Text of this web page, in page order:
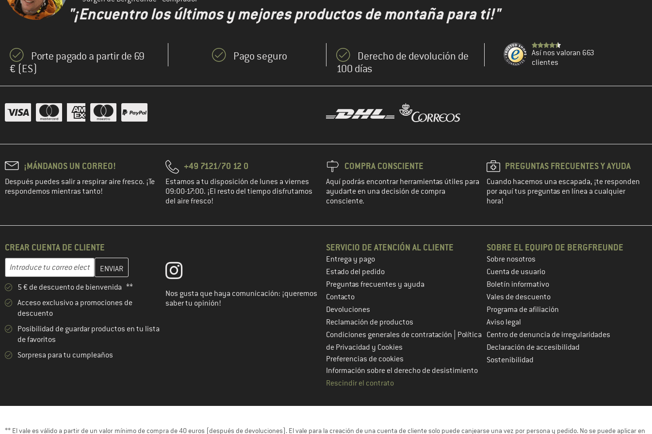
"¡Encuentro los últimos y mejores productos de montaña para ti!"
Porte pagado a partir de 69
€ (ES)
Pago seguro
Derecho de devolución de
100 días
Así nos valoran 663
clientes
¡MÁNDANOS UN CORREO!
Después puedes salir a respirar aire fresco. ¡Te
respondemos mientras tanto!
+49 7121/70 12 0
Estamos a tu disposición de lunes a viernes
09:00-17:00. ¡El resto del tiempo disfrutamos
del aire fresco!
COMPRA CONSCIENTE
Aquí podrás encontrar herramientas útiles para
ayudarte en una decisión de compra
consciente.
PREGUNTAS FRECUENTES Y AYUDA
Cuando hacemos una escapada, ¡te responden
por aquí tus preguntas en línea a cualquier
hora!
CREAR CUENTA DE CLIENTE
Dirección de correo electrónico
Introduce aquí tu dirección de correo electrónico y crea tu cuenta de cliente en el siguiente paso
5 € de descuento de bienvenida **
Acceso exclusivo a promociones de
descuento
Posibilidad de guardar productos en tu lista
de favoritos
Sorpresa para tu cumpleaños
Nos gusta que haya comunicación: ¡queremos
saber tu opinión!
SERVICIO DE ATENCIÓN AL CLIENTE
Entrega y pago
Estado del pedido
Preguntas frecuentes y ayuda
Contacto
Devoluciones
Reclamación de productos
Condiciones generales de contratación
Política
de Privacidad y Cookies
Preferencias de cookies
Información sobre el derecho de desistimiento
Rescindir el contrato
SOBRE EL EQUIPO DE BERGFREUNDE
Sobre nosotros
Cuenta de usuario
Boletín informativo
Vales de descuento
Programa de afiliación
Aviso legal
Centro de denuncia de irregularidades
Declaración de accesibilidad
Sostenibilidad
** El vale es válido a partir de un valor mínimo de compra de 40 euros (después de devoluciones). El vale para la creación de una cuenta de cliente solo puede canjearse una vez por persona y pedido. No se puede aplicar en